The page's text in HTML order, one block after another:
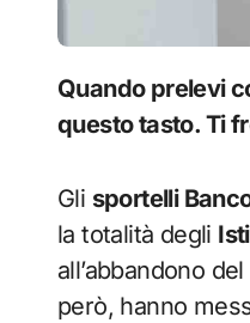
Quando prelevi contanti ad uno sportello Bancomat, non deve mai e poi mai premere
questo tasto. Ti
Gli sportelli
la totalità degli
all’abbandono
però, hanno